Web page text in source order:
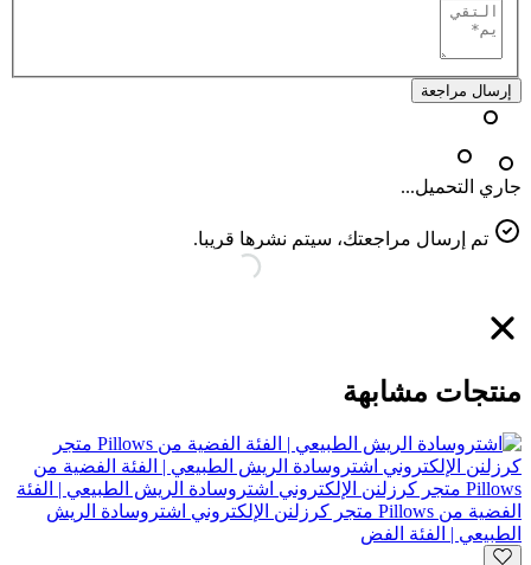
إرسال مراجعة
جاري التحميل...
تم إرسال مراجعتك، سيتم نشرها قريبا.
منتجات مشابهة